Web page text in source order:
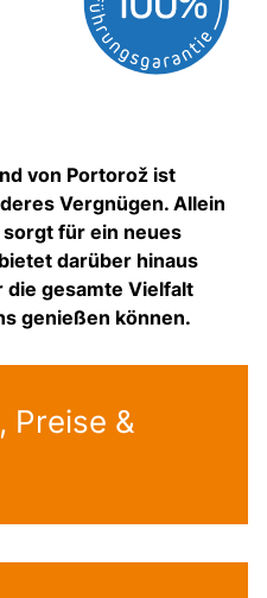
von Portorož ist
Vergnügen. Allein
für ein neues
darüber hinaus
die gesamte Vielfalt
genießen können.
Preise &